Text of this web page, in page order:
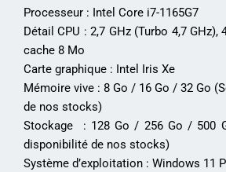
Processeur : Intel Core i7-1165G7
Détail CPU : 2,7 GHz (Turbo 4,7
cache 8 Mo
Carte graphique : Intel Iris Xe
Mémoire vive : 8 Go / 16 Go / 32 Go
de nos stocks)
Stockage : 128 Go / 256 Go / 500
disponibilité de nos stocks)
Système d’exploitation : Windows 11